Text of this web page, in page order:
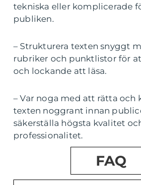
tekniska eller komplicerade
publiken.
– Strukturera texten snyggt
rubriker och punktlistor för
och lockande att läsa.
– Var noga med att rätta och
texten noggrant innan
säkerställa högsta kvalitet
professionalitet.
FAQ